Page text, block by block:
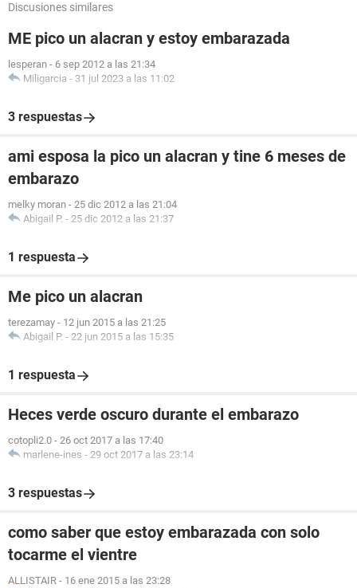
Discusiones similares
ME pico un alacran y estoy embarazada
lesperan - 6 sep 2012 a las 21:34
Miligarcia - 31 jul 2023 a las 11:02
3 respuestas
ami esposa la pico un alacran y tine 6 meses de
embarazo
melky moran - 25 dic 2012 a las 21:04
Abigail P. - 25 dic 2012 a las 21:37
1 respuesta
Me pico un alacran
terezamay - 12 jun 2015 a las 21:25
Abigail P. - 22 jun 2015 a las 15:35
1 respuesta
Heces verde oscuro durante el embarazo
cotopli2.0 - 26 oct 2017 a las 17:40
marlene-ines - 29 oct 2017 a las 23:14
3 respuestas
como saber que estoy embarazada con solo
tocarme el vientre
ALLISTAIR - 16 ene 2015 a las 23:28